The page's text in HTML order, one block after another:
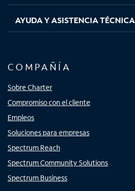
AYUDA Y ASISTENCIA TÉCNICA
COMPAÑÍA
Sobre Charter
Compromiso con el cliente
Empleos
Soluciones para empresas
Spectrum Reach
Spectrum Community Solutions
Spectrum Business